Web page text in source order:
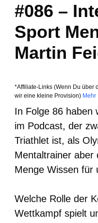
#086 –
Sport
Martin
*Affiliate-Links (Wenn Du über
wir eine kleine Provision) Mehr
In Folge 86 haben
im Podcast, der
Triathlet ist, als
Mentaltrainer aber
Menge Wissen für
Welche Rolle der
Wettkampf spielt